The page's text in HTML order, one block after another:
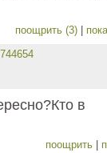
поощрить (3)
в
поощрить